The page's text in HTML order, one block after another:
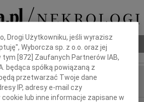
Poradnik pogrzebowy
Drogi Użytkowniku, jeśli wyrazisz
Wyborcza sp. z o.o. oraz jej
tym [872 ] Zaufanych Partnerów IAB,
będąca spółką powiązaną z
przetwarzać Twoje dane
IP, adresy e-mail czy
lub inne informacje zapisane w